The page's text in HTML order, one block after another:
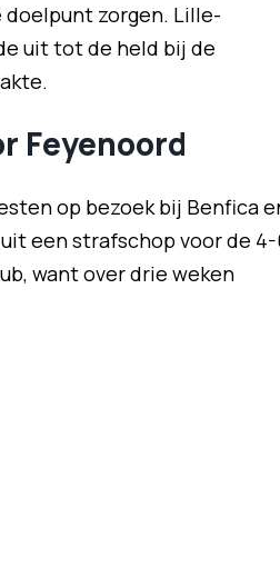
zorgen. Lille-
uit tot de held bij de
Feyenoord
op bezoek bij Benfica
een strafschop voor de
want over drie weken